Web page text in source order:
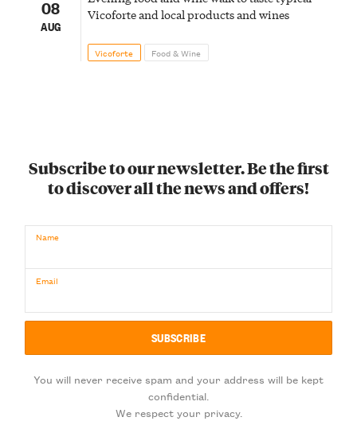
08
AUG
Vicoforte and local products and wines
Vicoforte Food & Wine
Subscribe to our newsletter. Be the first
to discover all the news and offers!
Name
Email
You will never receive spam and your address will be kept
confidential.
We respect your privacy.